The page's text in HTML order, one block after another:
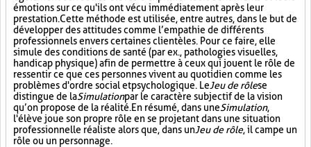
émotions sur ce qu'ils ont vécu immédiatement après leur
prestation. Cette méthode est utilisée, entre autres, dans le but de
développer des attitudes comme l’empathie de différents
professionnels envers certaines clientèles. Pour ce faire, elle
simule des conditions de santé (par ex., pathologies visuelles,
handicap physique) afin de permettre à ceux qui jouent le rôle de
ressentir ce que ces personnes vivent au quotidien comme les
problèmes d'ordre social et psychologique. LeJeu de rôlese
distingue de laSimulationpar le caractère subjectif de la vision
qu’on propose de la réalité. En résumé, dans uneSimulation,
l'élève joue son propre rôle en se projetant dans une situation
professionnelle réaliste alors que, dans unJeu de rôle, il campe un
rôle ou un personnage.